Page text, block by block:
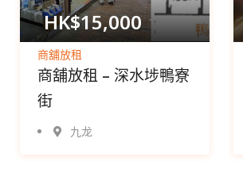
HK$15,000
商舖放租
商舖放租 – 深水埗鴨寮
街
九龙